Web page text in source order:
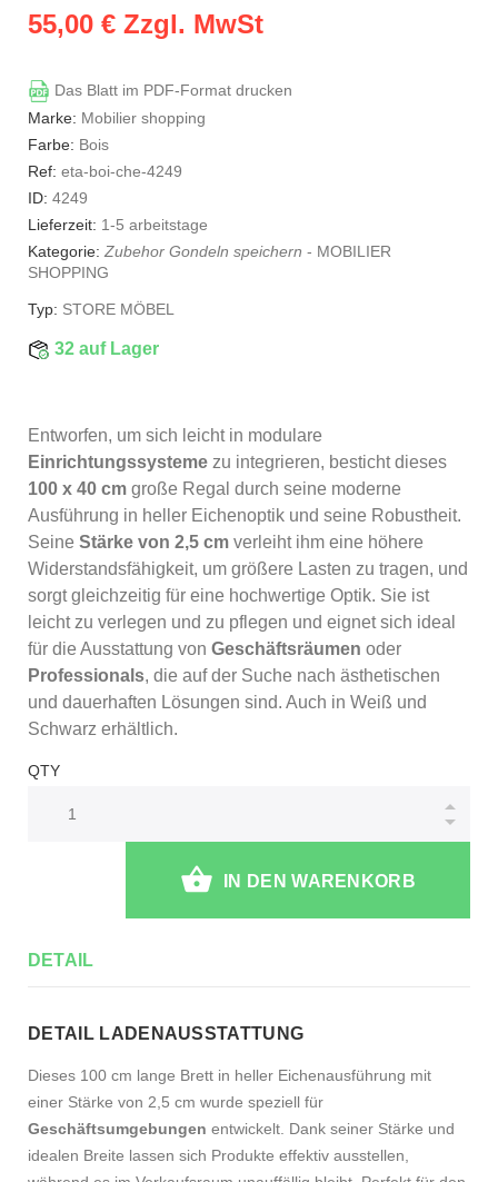
55,00 € Zzgl. MwSt
Das Blatt im PDF-Format drucken
Marke: Mobilier shopping
Farbe: Bois
Ref: eta-boi-che-4249
ID: 4249
Lieferzeit: 1-5 arbeitstage
Kategorie:Zubehor Gondeln speichern - MOBILIER
SHOPPING
Typ: STORE MÖBEL
32 auf Lager
Entworfen, um sich leicht in modulare
Einrichtungssysteme zu integrieren, besticht dieses
100 x 40 cm große Regal durch seine moderne
Ausführung in heller Eichenoptik und seine Robustheit.
Seine Stärke von 2,5 cm verleiht ihm eine höhere
Widerstandsfähigkeit, um größere Lasten zu tragen, und
sorgt gleichzeitig für eine hochwertige Optik. Sie ist
leicht zu verlegen und zu pflegen und eignet sich ideal
für die Ausstattung von Geschäftsräumen oder
Professionals, die auf der Suche nach ästhetischen
und dauerhaften Lösungen sind. Auch in Weiß und
Schwarz erhältlich.
QTY
IN DEN WARENKORB
DETAIL
DETAIL LADENAUSSTATTUNG
Dieses 100 cm lange Brett in heller Eichenausführung mit
einer Stärke von 2,5 cm wurde speziell für
Geschäftsumgebungen entwickelt. Dank seiner Stärke und
idealen Breite lassen sich Produkte effektiv ausstellen,